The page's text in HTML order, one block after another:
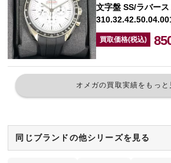
文字盤 SS/ラバー
買取価格(税込)
オメガの買取実績をもっと
同じブランドの他シリーズを見る